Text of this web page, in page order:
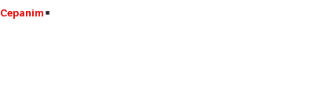
Cepanim